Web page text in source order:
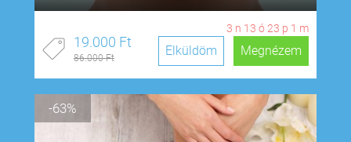
3 n 13 ó 23 p 0 m
19.000 Ft
86.000 Ft Megnézem
Elküldöm
-63%